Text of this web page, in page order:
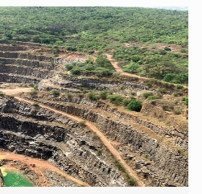
poderá ser feita até 1º de